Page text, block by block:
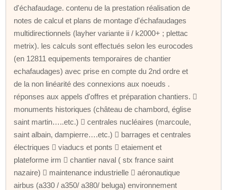
d'échafaudage. contenu de la prestation réalisation de
notes de calcul et plans de montage d'échafaudages
multidirectionnels (layher variante ii / k2000+ ; plettac
metrix). les calculs sont effectués selon les eurocodes
(en 12811 equipements temporaires de chantier
echafaudages) avec prise en compte du 2nd ordre et
de la non linéarité des connexions aux noeuds .
réponses aux appels d'offres et préparation chantiers. 
monuments historiques (château de chambord, église
saint martin…..etc.)  centrales nucléaires (marcoule,
saint albain, dampierre….etc.)  barrages et centrales
électriques  viaducs et ponts  etaiement et
plateforme irm  chantier naval ( stx france saint
nazaire)  maintenance industrielle  aéronautique
airbus (a330 / a350/ a380/ beluga) environnement